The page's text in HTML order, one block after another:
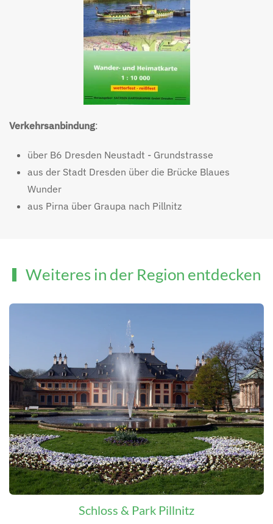
Verkehrsanbindung:
über B6 Dresden Neustadt - Grundstrasse
aus der Stadt Dresden über die Brücke Blaues
Wunder
aus Pirna über Graupa nach Pillnitz
Weiteres in der Region entdecken
Schloss & Park Pillnitz